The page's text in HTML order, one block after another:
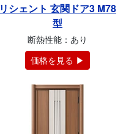
リシェント 玄関ドア3 M78
型
断熱性能：あり
価格を見る ▶